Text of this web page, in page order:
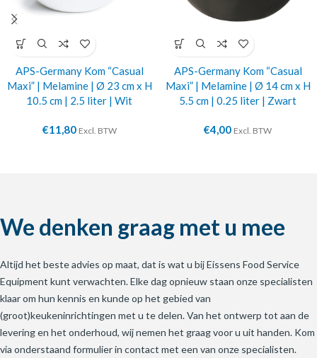
APS-Germany Kom “Casual
Maxi” | Melamine | Ø 23 cm x H
10.5 cm | 2.5 liter | Wit
€11,80 Excl. BTW
APS-Germany Kom “Casual
Maxi” | Melamine | Ø 14 cm x H
5.5 cm | 0.25 liter | Zwart
€4,00 Excl. BTW
We denken graag met u mee
Altijd het beste advies op maat, dat is wat u bij Eissens Food Service
Equipment kunt verwachten. Elke dag opnieuw staan onze specialisten
klaar om hun kennis en kunde op het gebied van
(groot)keukeninrichtingen met u te delen. Van het ontwerp tot aan de
levering en het onderhoud, wij nemen het graag voor u uit handen. Kom
via onderstaand formulier in contact met een van onze specialisten.